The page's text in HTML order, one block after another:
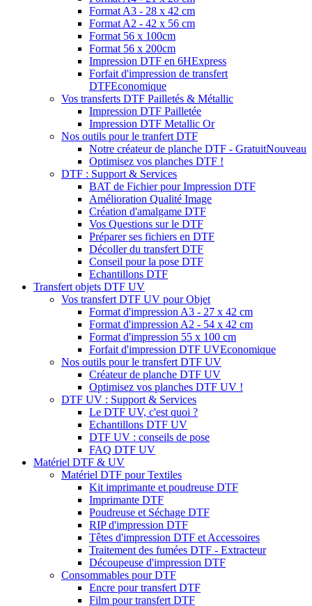
Format A3 - 28 x 42 cm
Format A2 - 42 x 56 cm
Format 56 x 100cm
Format 56 x 200cm
Impression DTF en 6HExpress
Forfait d'impression de transfert
DTFEconomique
Vos transferts DTF Pailletés & Métallic
Impression DTF Pailletée
Impression DTF Metallic Or
Nos outils pour le tranfert DTF
Notre créateur de planche DTF - GratuitNouveau
Optimisez vos planches DTF !
DTF : Support & Services
BAT de Fichier pour Impression DTF
Amélioration Qualité Image
Création d'amalgame DTF
Vos Questions sur le DTF
Préparer ses fichiers en DTF
Décoller du transfert DTF
Conseil pour la pose DTF
Echantillons DTF
Transfert objets DTF UV
Vos transfert DTF UV pour Objet
Format d'impression A3 - 27 x 42 cm
Format d'impression A2 - 54 x 42 cm
Format d'impression 55 x 100 cm
Forfait d'impression DTF UVEconomique
Nos outils pour le transfert DTF UV
Créateur de planche DTF UV
Optimisez vos planches DTF UV !
DTF UV : Support & Services
Le DTF UV, c'est quoi ?
Echantillons DTF UV
DTF UV : conseils de pose
FAQ DTF UV
Matériel DTF & UV
Matériel DTF pour Textiles
Kit imprimante et poudreuse DTF
Imprimante DTF
Poudreuse et Séchage DTF
RIP d'impression DTF
Têtes d'impression DTF et Accessoires
Traitement des fumées DTF - Extracteur
Découpeuse d'impression DTF
Consommables pour DTF
Encre pour transfert DTF
Film pour transfert DTF